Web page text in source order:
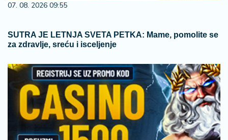
07. 08. 2026 09:55
SUTRA JE LETNJA SVETA PETKA: Mame, pomolite se
za zdravlje, sreću i isceljenje